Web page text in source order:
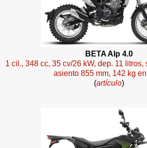
BETA Alp 4.0
1 cil., 348 cc, 35 cv/26 kW, dep. 11 litros,
asiento 855 mm, 142 kg
(artículo)